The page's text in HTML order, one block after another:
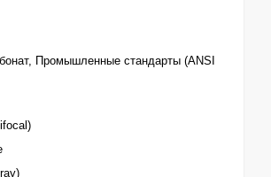
Промышленные стандарты (ANSI